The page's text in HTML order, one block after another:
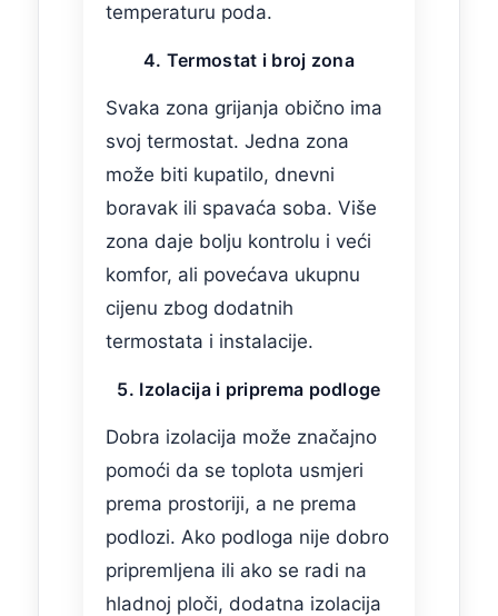
temperaturu poda.
4. Termostat i broj zona
Svaka zona grijanja obično ima
svoj termostat. Jedna zona
može biti kupatilo, dnevni
boravak ili spavaća soba. Više
zona daje bolju kontrolu i veći
komfor, ali povećava ukupnu
cijenu zbog dodatnih
termostata i instalacije.
5. Izolacija i priprema podloge
Dobra izolacija može značajno
pomoći da se toplota usmjeri
prema prostoriji, a ne prema
podlozi. Ako podloga nije dobro
pripremljena ili ako se radi na
hladnoj ploči, dodatna izolacija